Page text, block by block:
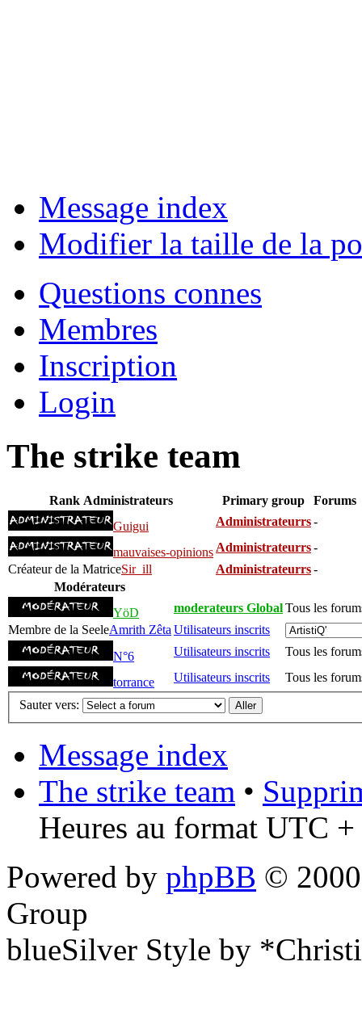
Message index
Modifier la taille de la
Questions connes
Membres
Inscription
Login
The strike team
Rank Administrateurs Primary group
Forums
Guigui
Administrateurrs-
mauvaises-opinions Administrateurrs-
Créateur de la MatriceSir_ill Administrateurrs-
Modérateurs
YöD
moderateurs GlobalTous les
Membre de la SeeleAmrith Zêta Utilisateurs inscrits
N°6
Utilisateurs inscrits Tous les
torrance Utilisateurs inscrits Tous les
Sauter vers:
Message index
The strike team •
Heures au format UTC
Powered by phpBB ©
Group
blueSilver Style by